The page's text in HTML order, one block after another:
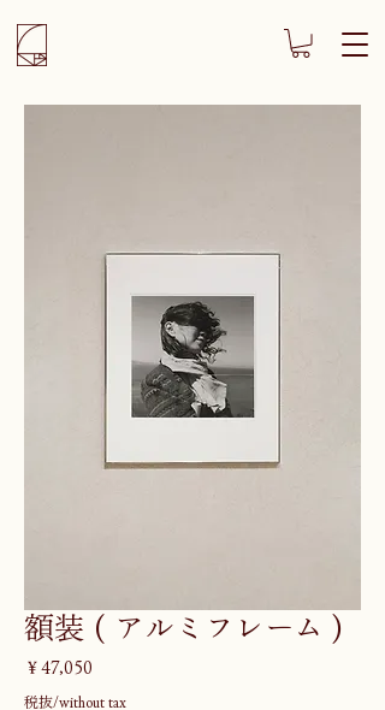
額装 ( アルミフレーム )
￥47,050
税抜/without tax